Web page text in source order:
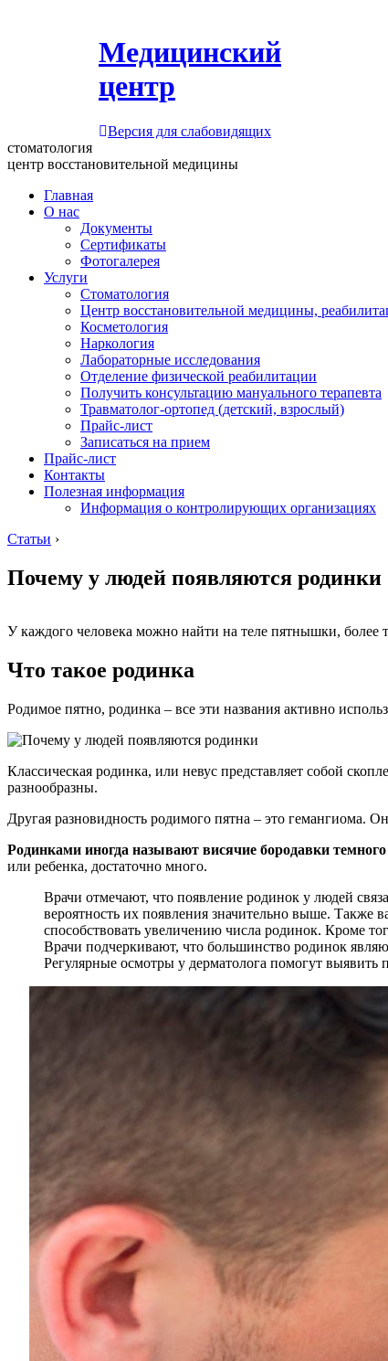
Медицинский
центр
Версия для слабовидящих
стоматология
центр восстановительной медицины
Главная
О нас
Документы
Сертификаты
Фотогалерея
Услуги
Стоматология
Центр восстановительной медицины,
Косметология
Наркология
Лабораторные исследования
Отделение физической реабилитации
Получить консультацию мануального терапевта
Травматолог-ортопед (детский, взрослый)
Прайс-лист
Записаться на прием
Прайс-лист
Контакты
Полезная информация
Информация о контролирующих организациях
Статьи ›
Почему у людей появляются родинки
У каждого человека можно найти на теле пятнышки, более
Что такое родинка
Родимое пятно, родинка – все эти названия активно
Классическая родинка, или невус представляет собой
разнообразны.
Другая разновидность родимого пятна – это гемангиома.
Родинками иногда называют висячие бородавки темного
или ребенка, достаточно много.
Врачи отмечают, что появление родинок у людей
вероятность их появления значительно выше. Также
способствовать увеличению числа родинок. Кроме
Врачи подчеркивают, что большинство родинок
Регулярные осмотры у дерматолога помогут